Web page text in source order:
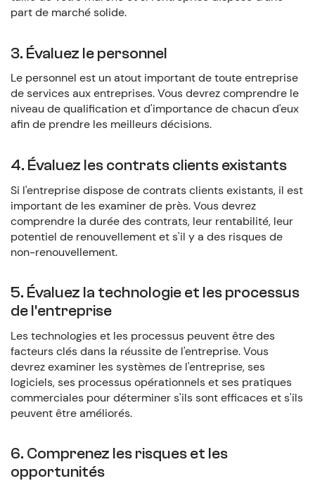
part de marché solide.
3. Évaluez le personnel
Le personnel est un atout important de toute entreprise
de services aux entreprises. Vous devrez comprendre le
niveau de qualification et d'importance de chacun d'eux
afin de prendre les meilleurs décisions.
4. Évaluez les contrats clients existants
Si l'entreprise dispose de contrats clients existants, il est
important de les examiner de près. Vous devrez
comprendre la durée des contrats, leur rentabilité, leur
potentiel de renouvellement et s'il y a des risques de
non-renouvellement.
5. Évaluez la technologie et les processus
de l'entreprise
Les technologies et les processus peuvent être des
facteurs clés dans la réussite de l'entreprise. Vous
devrez examiner les systèmes de l'entreprise, ses
logiciels, ses processus opérationnels et ses pratiques
commerciales pour déterminer s'ils sont efficaces et s'ils
peuvent être améliorés.
6. Comprenez les risques et les
opportunités